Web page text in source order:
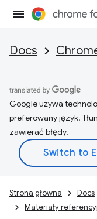
Docs
Google używa
preferowany język.
zawierać błędy.
Strona główna Docs
Materiały